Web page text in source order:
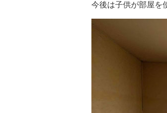
今後は子供が部屋を